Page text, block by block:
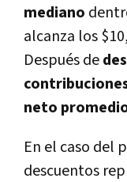
mediano
alcanza los
Después de
neto
En el caso del
descuentos